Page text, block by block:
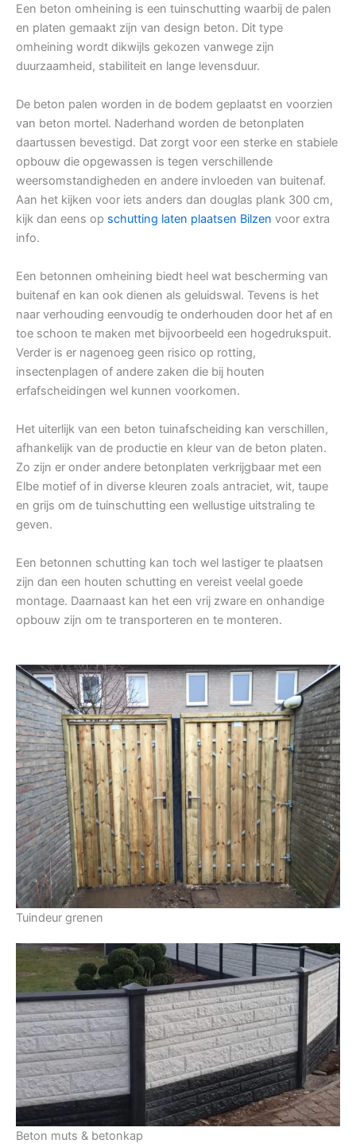
Een beton omheining is een tuinschutting waarbij de palen
en platen gemaakt zijn van design beton. Dit type
omheining wordt dikwijls gekozen vanwege zijn
duurzaamheid, stabiliteit en lange levensduur.
De beton palen worden in de bodem geplaatst en voorzien
van beton mortel. Naderhand worden de betonplaten
daartussen bevestigd. Dat zorgt voor een sterke en stabiele
opbouw die opgewassen is tegen verschillende
weersomstandigheden en andere invloeden van buitenaf.
Aan het kijken voor iets anders dan douglas plank 300 cm,
kijk dan eens op schutting laten plaatsen Bilzen voor extra
info.
Een betonnen omheining biedt heel wat bescherming van
buitenaf en kan ook dienen als geluidswal. Tevens is het
naar verhouding eenvoudig te onderhouden door het af en
toe schoon te maken met bijvoorbeeld een hogedrukspuit.
Verder is er nagenoeg geen risico op rotting,
insectenplagen of andere zaken die bij houten
erfafscheidingen wel kunnen voorkomen.
Het uiterlijk van een beton tuinafscheiding kan verschillen,
afhankelijk van de productie en kleur van de beton platen.
Zo zijn er onder andere betonplaten verkrijgbaar met een
Elbe motief of in diverse kleuren zoals antraciet, wit, taupe
en grijs om de tuinschutting een wellustige uitstraling te
geven.
Een betonnen schutting kan toch wel lastiger te plaatsen
zijn dan een houten schutting en vereist veelal goede
montage. Daarnaast kan het een vrij zware en onhandige
opbouw zijn om te transporteren en te monteren.
Tuindeur grenen
Beton muts & betonkap